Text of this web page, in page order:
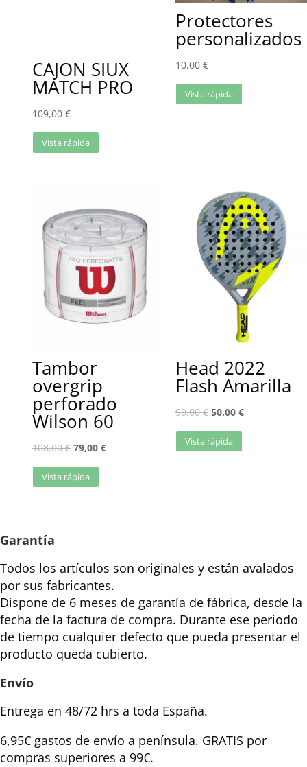
CAJON SIUX
MATCH PRO
109,00 €
Vista rápida
Protectores
personalizados
10,00 €
Vista rápida
Tambor
overgrip
perforado
Wilson 60
108,00€ 79,00 €
Vista rápida
Head 2022
Flash Amarilla
90,00€ 50,00 €
Vista rápida
Garantía
Todos los artículos son originales y están avalados
por sus fabricantes.
Dispone de 6 meses de garantía de fábrica, desde la
fecha de la factura de compra. Durante ese periodo
de tiempo cualquier defecto que pueda presentar el
producto queda cubierto.
Envío
Entrega en 48/72 hrs a toda España.
6,95€ gastos de envío a península. GRATIS por
compras superiores a 99€.